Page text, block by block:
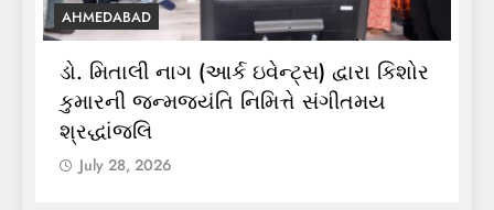
(આર્ક ઇવેન્ટ્સ) દ્વારા કિશોર
નિમિત્તે સંગીતમય
BUSINESS
177 દેશો અને 52 લાખ
OTT પ્લેટફોર્મ ‘જોજો’